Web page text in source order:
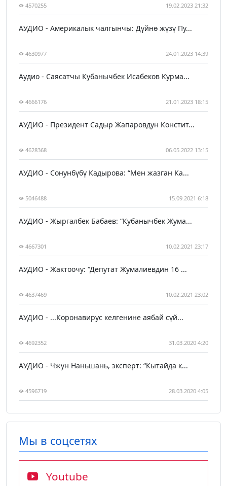
4570255 19.02.2023 21:32
АУДИО - Америкалык чалгынчы: Дүйнө жүзү Пу...
4630977 24.01.2023 14:39
Аудио - Саясатчы Кубанычбек Исабеков Курма...
4666176 21.01.2023 18:15
АУДИО - Президент Садыр Жапаровдун Констит...
4628368 06.05.2022 13:15
АУДИО - Сонунбүбү Кадырова: “Мен жазган Ка...
5046488 15.09.2021 6:18
АУДИО - Жыргалбек Бабаев: “Кубанычбек Жума...
4667301 10.02.2021 23:17
АУДИО - Жактоочу: “Депутат Жумалиевдин 16 ...
4637469 10.02.2021 23:02
АУДИО - ...Коронавирус келгенине аябай сүй...
4692352 31.03.2020 4:20
АУДИО - Чжун Наньшань, эксперт: “Кытайда к...
4596719 28.03.2020 4:05
Мы в соцсетях
Youtube